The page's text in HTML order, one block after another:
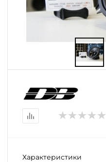
Характеристики